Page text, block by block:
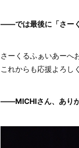
――では最後に「さー
さーくるふぁいあーへ
これからも応援よろし
――MICHIさん、あり